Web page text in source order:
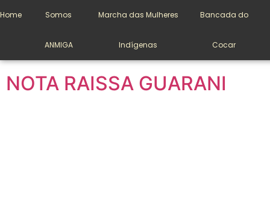
Home Somos
ANMIGA
Marcha das Mulheres
Indígenas
Bancada do
Cocar
Dia:3 de setembro
de 2021
NOTA RAISSA GUARANI